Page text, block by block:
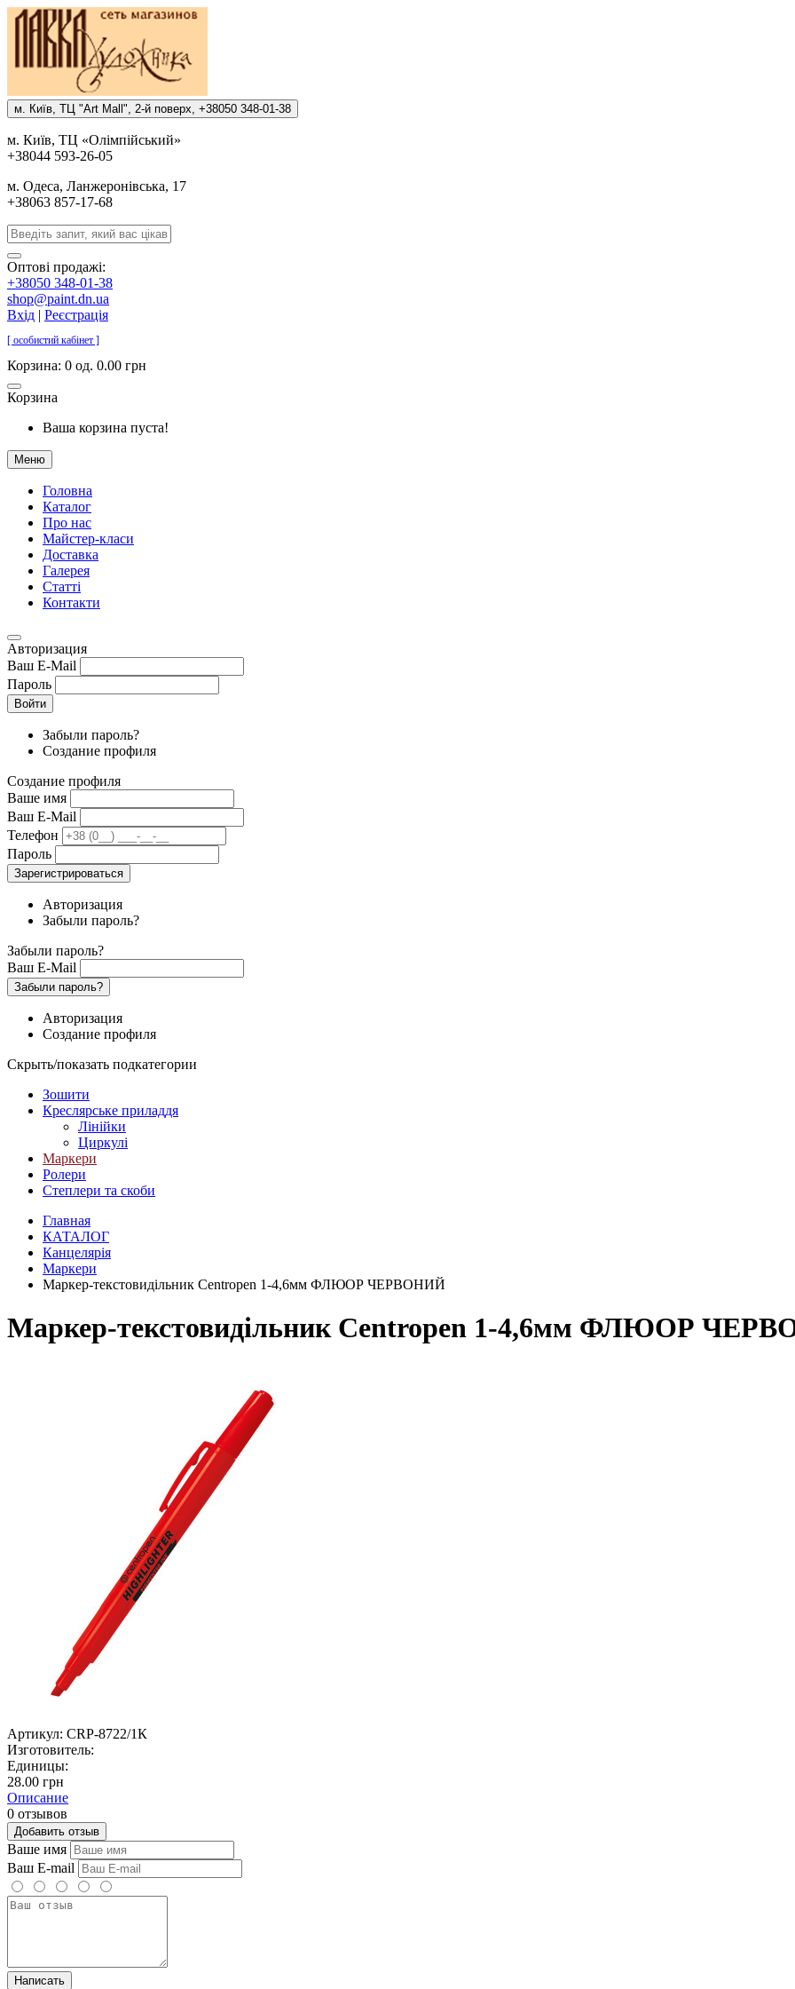
м. Киïв, ТЦ "Art Mall", 2-й поверх, +38050 348-01-38
м. Киïв, ТЦ «Олiмпiйський»
+38044 593-26-05
м. Одеса, Ланжеронiвська, 17
+38063 857-17-68
Оптові продажі:
+38050 348-01-38
shop@paint.dn.ua
Вхід | Реєстрація
[ особистий кабінет ]
Корзина: 0 од. 0.00 грн
Корзина
Ваша корзина пуста!
Меню
Головна
Каталог
Про нас
Майстер-класи
Доставка
Галерея
Статтi
Контакти
Авторизация
Ваш E-Mail
Пароль
Войти
Забыли пароль?
Создание профиля
Создание профиля
Ваше имя
Ваш E-Mail
Телефон
Пароль
Зарегистрироваться
Авторизация
Забыли пароль?
Забыли пароль?
Ваш E-Mail
Забыли пароль?
Авторизация
Создание профиля
Скрыть/показать подкатегории
Зошити
Креслярське приладдя
Лінійки
Циркулі
Маркери
Ролери
Степлери та скоби
Главная
КАТАЛОГ
Канцелярія
Маркери
Маркер-текстовидільник Centropen 1-4,6мм ФЛЮОР ЧЕРВОНИЙ
Маркер-текстовидільник Centropen 1-4,6мм ФЛЮОР
Артикул: CRP-8722/1К
Изготовитель:
Единицы:
28.00 грн
Описание
0 отзывов
Добавить отзыв
Ваше имя
Ваш E-mail
Написать